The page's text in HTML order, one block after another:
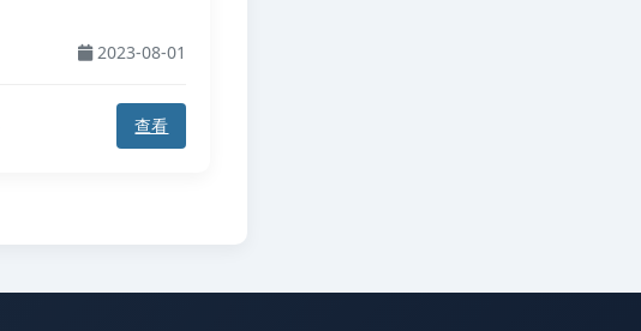
2023-08-01
查看